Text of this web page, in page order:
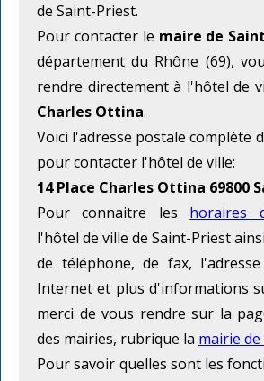
de Saint-Priest.
Pour contacter le maire de
département du Rhône (69),
rendre directement à l'hôtel de
Charles Ottina.
Voici l'adresse postale complète
pour contacter l'hôtel de ville:
14 Place Charles Ottina 69800
Pour connaitre les horaires
l'hôtel de ville de Saint-Priest
de téléphone, de fax,
Internet et plus d'informations
merci de vous rendre sur la
des mairies, rubrique la mairie
Pour savoir quelles sont les